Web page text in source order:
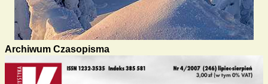
Archiwum Czasopisma